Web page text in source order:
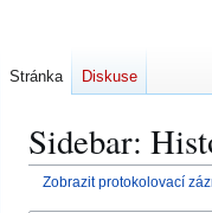
Sidebar:
Zobrazit protokolovací
Stránka Diskuse